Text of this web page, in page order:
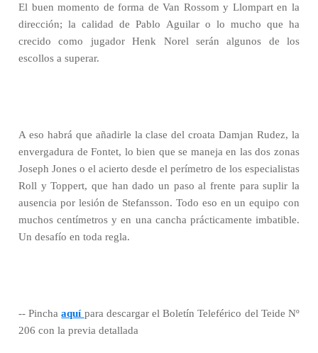
El buen momento de forma de Van Rossom y Llompart en la
dirección; la calidad de Pablo Aguilar o lo mucho que ha
crecido como jugador Henk Norel serán algunos de los
escollos a superar.
A eso habrá que añadirle la clase del croata Damjan Rudez, la
envergadura de Fontet, lo bien que se maneja en las dos zonas
Joseph Jones o el acierto desde el perímetro de los especialistas
Roll y Toppert, que han dado un paso al frente para suplir la
ausencia por lesión de Stefansson. Todo eso en un equipo con
muchos centímetros y en una cancha prácticamente imbatible.
Un desafío en toda regla.
-- Pinchaaquí para descargar el Boletín Teleférico del Teide Nº
206 con la previa detallada